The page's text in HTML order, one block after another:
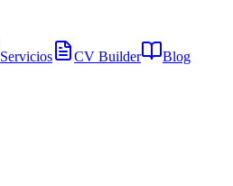
Servicios CV Builder Blog